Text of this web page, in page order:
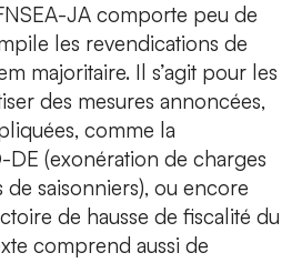
JA comporte peu de
les revendications de
majoritaire. Il s’agit pour les
des mesures annoncées,
comme la
(exonération de charges
saisonniers), ou encore
de hausse de fiscalité du
comprend aussi de